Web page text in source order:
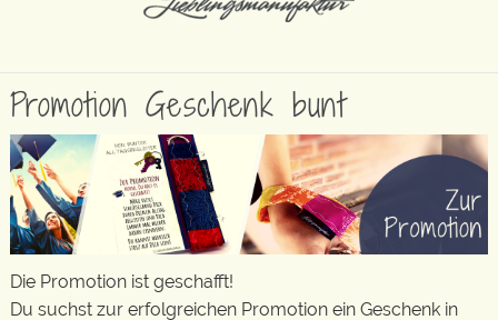
Promotion Geschenk bunt
Die Promotion ist geschafft!
Du suchst zur erfolgreichen Promotion ein Geschenk in